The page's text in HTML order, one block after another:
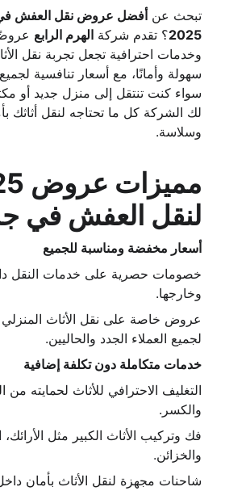
تبحث عن أفضل عروض نقل العفش
2025؟ تقدم شركة الهرم الرابع
وخدمات احترافية تجعل تجربة نقل
سهولة وأمانًا، مع أسعار تنافسية لجميع
سواء كنت تنتقل إلى منزل جديد أو
لك الشركة كل ما تحتاجه لنقل أثاثك
وسلاسة.
لنقل العفش في
أسعار مخفضة ومناسبة للجميع
خصومات حصرية على خدمات النقل
وخارجها.
عروض خاصة على نقل الأثاث المنزلي
لجميع العملاء الجدد والحاليين.
خدمات متكاملة دون تكلفة إضافية
التغليف الاحترافي للأثاث لحمايته
والكسر.
فك وتركيب الأثاث الكبير مثل الأرائك،
والخزائن.
شاحنات مجهزة لنقل الأثاث بأمان